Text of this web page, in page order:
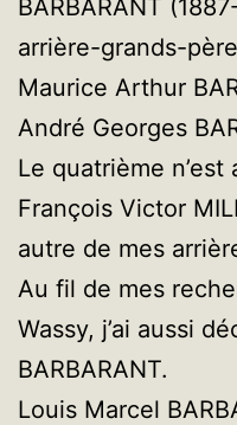
BARBARANT
arrière-grands-
Maurice Arthur
André Georges
Le quatrième
François Victor
autre de mes
Au fil de mes
Wassy, j’ai aussi
BARBARANT.
Louis Marcel